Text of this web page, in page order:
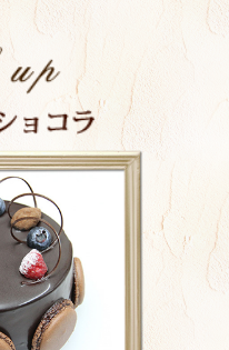
いただきますので、よ
り営業させていただき
間につきましては、
注意ください。年末年
お気軽にご利用くださ
スのため営業させてい